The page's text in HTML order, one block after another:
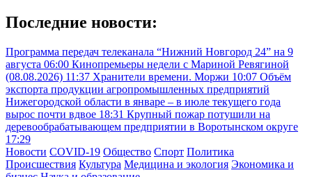
Последние новости:
Программа передач телеканала “Нижний Новгород 24” на 9
августа 06:00 Кинопремьеры недели с Мариной Ревягиной
(08.08.2026) 11:37 Хранители времени. Моржи 10:07 Объём
экспорта продукции агропромышленных предприятий
Нижегородской области в январе – в июле текущего года
вырос почти вдвое 18:31 Крупный пожар потушили на
деревообрабатывающем предприятии в Воротынском округе
17:29
Новости COVID-19 Общество Спорт Политика
Происшествия Культура Медицина и экология Экономика и